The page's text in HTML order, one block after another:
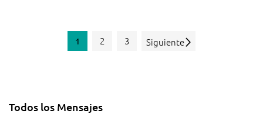
1 2 3 Siguiente
Todos los Mensajes